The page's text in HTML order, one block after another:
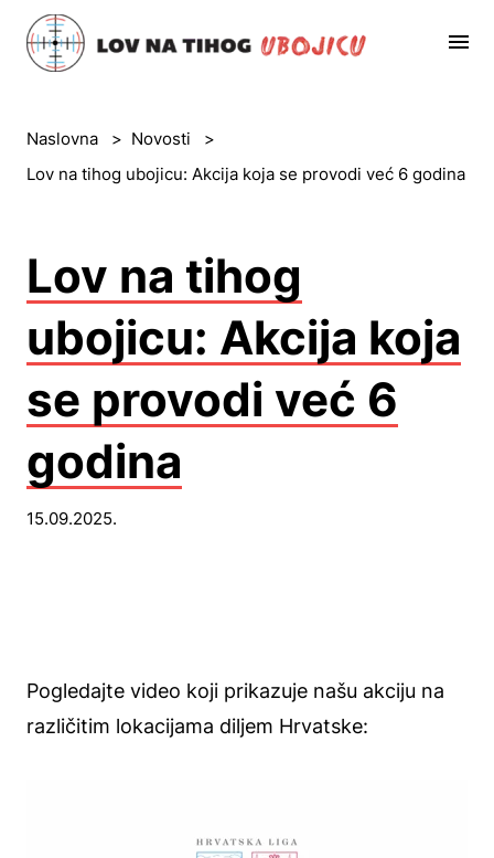
Naslovna > Novosti
>
Lov na tihog ubojicu: Akcija koja se provodi već 6 godina
Lov na tihog
ubojicu: Akcija koja
se provodi već 6
godina
15.09.2025.
Pogledajte video koji prikazuje našu akciju na
različitim lokacijama diljem Hrvatske: